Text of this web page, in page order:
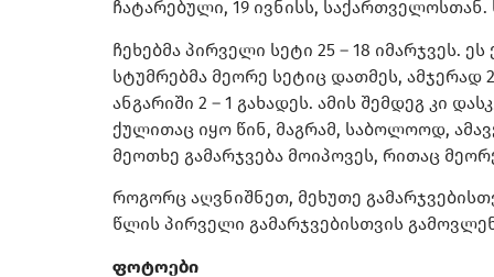
ჩატარებული, 19 ივნისს,
ჩეხებმა პირველი სეტი 25 – 18 იმარჯვეს.
სტუმრებმა მეორე სეტიც დათმეს, ამჯერად
ანგარიში 2 – 1 გახადეს. ამის შემდეგ კი
ქულითაც იყო წინ, მაგრამ, საბოლოოდ,
მეოთხე გამარჯვება მოიპოვეს, რითაც
როგორც აღვნიშნეთ, მეხუთე
წლის პირველი გამარჯვებისთვის
ფოტოები